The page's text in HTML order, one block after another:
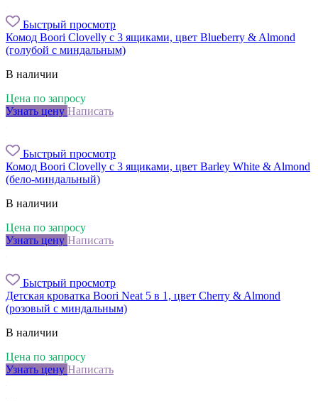
Быстрый просмотр
Комод Boori Clovelly с 3 ящиками, цвет Blueberry & Almond
(голубой с миндальным)
В наличии
Цена по запросу
Узнать цену Написать
Быстрый просмотр
Комод Boori Clovelly с 3 ящиками, цвет Barley White & Almond
(бело-миндальный)
В наличии
Цена по запросу
Узнать цену Написать
Быстрый просмотр
Детская кроватка Boori Neat 5 в 1, цвет Cherry & Almond
(розовый с миндальным)
В наличии
Цена по запросу
Узнать цену Написать